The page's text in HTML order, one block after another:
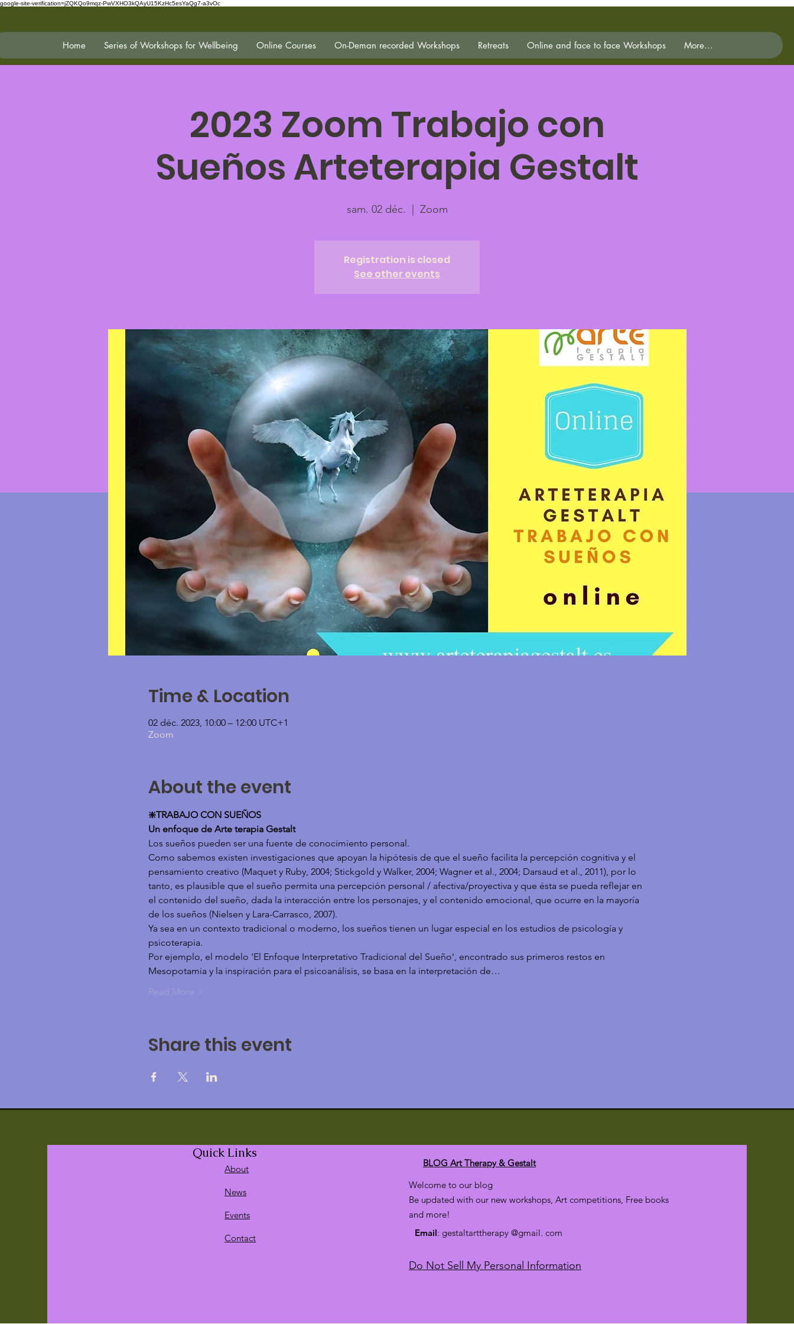
google-site-verification=jZQKQo9mqz-PwVXHO3kQAyU15KzHc5esYaQg7-a3vOc
Home Series of Workshops for Wellbeing Online Courses On-Deman recorded Workshops Retreats Online and face to face Workshops More...
2023 Zoom Trabajo con
Sueños Arteterapia Gestalt
sam. 02 déc. Zoom
Registration is closed
See other events
Time & Location
02 déc. 2023, 10:00 – 12:00 UTC+1
Zoom
About the event
❇️TRABAJO CON SUEÑOS
Un enfoque de Arte terapia Gestalt
Los sueños pueden ser una fuente de conocimiento personal.
Como sabemos existen investigaciones que apoyan la hipótesis de que el sueño facilita la percepción cognitiva y el
pensamiento creativo (Maquet y Ruby, 2004; Stickgold y Walker, 2004; Wagner et al., 2004; Darsaud et al., 2011), por lo
tanto, es plausible que el sueño permita una percepción personal / afectiva/proyectiva y que ésta se pueda reflejar en
el contenido del sueño, dada la interacción entre los personajes, y el contenido emocional, que ocurre en la mayoría
de los sueños (Nielsen y Lara-Carrasco, 2007).
Ya sea en un contexto tradicional o moderno, los sueños tienen un lugar especial en los estudios de psicología y
psicoterapia.
Por ejemplo, el modelo 'El Enfoque Interpretativo Tradicional del Sueño', encontrado sus primeros restos en
Mesopotamia y la inspiración para el psicoanálisis, se basa en la interpretación de…
Read More >
Share this event
Quick Links
About
News
Events
Contact
BLOG Art Therapy & Gestalt
Welcome to our blog
Be updated with our new workshops, Art competitions, Free books
and more!
Email: gestaltarttherapy @gmail. com
Do Not Sell My Personal Information